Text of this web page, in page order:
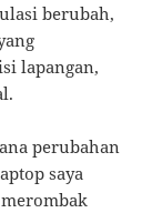
berubah,
lapangan,
perubahan
saya